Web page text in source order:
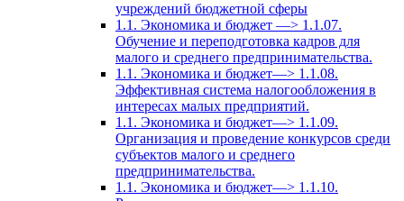
учреждений бюджетной сферы
1.1. Экономика и бюджет —> 1.1.07.
Обучение и переподготовка кадров для
малого и среднего предпринимательства.
1.1. Экономика и бюджет—> 1.1.08.
Эффективная система налогообложения в
интересах малых предприятий.
1.1. Экономика и бюджет—> 1.1.09.
Организация и проведение конкурсов среди
субъектов малого и среднего
предпринимательства.
1.1. Экономика и бюджет—> 1.1.10.